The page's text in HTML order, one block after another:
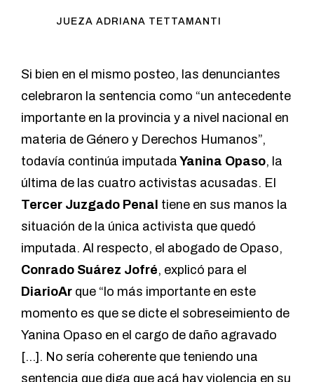
JUEZA ADRIANA TETTAMANTI
Si bien en el mismo posteo, las denunciantes
celebraron la sentencia como “un antecedente
importante en la provincia y a nivel nacional en
materia de Género y Derechos Humanos”,
todavía continúa imputada Yanina Opaso, la
última de las cuatro activistas acusadas. El
Tercer Juzgado Penal tiene en sus manos la
situación de la única activista que quedó
imputada. Al respecto, el abogado de Opaso,
Conrado Suárez Jofré, explicó para el
DiarioAr que “lo más importante en este
momento es que se dicte el sobreseimiento de
Yanina Opaso en el cargo de daño agravado
[…]. No sería coherente que teniendo una
sentencia que diga que acá hay violencia en su